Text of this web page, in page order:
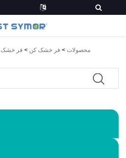
محصولات > فر خشک کن > فر خشک کن 300 درجه